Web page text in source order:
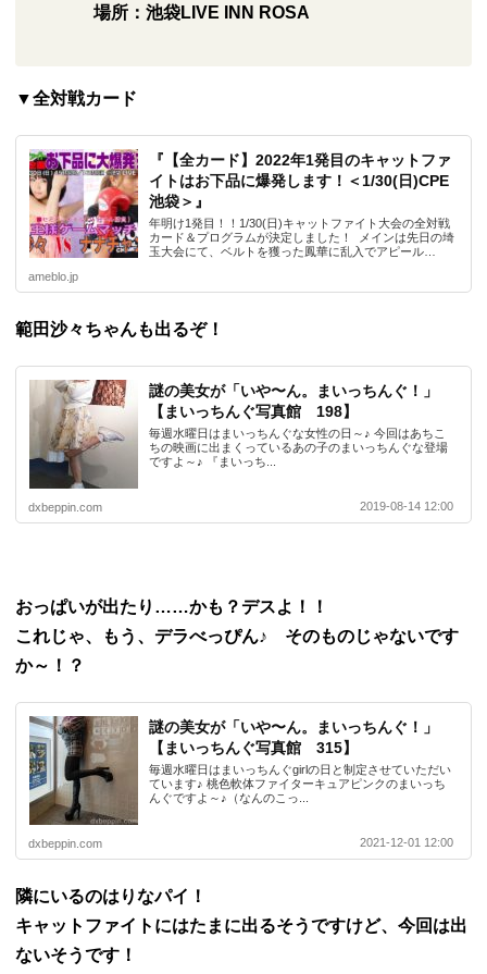
場所：池袋LIVE INN ROSA
▼全対戦カード
『【全カード】2022年1発目のキャットファ
イトはお下品に爆発します！＜1/30(日)CPE
池袋＞』
年明け1発目！！1/30(日)キャットファイト大会の全対戦
カード＆プログラムが決定しました！ メインは先日の埼
玉大会にて、ベルトを獲った鳳華に乱入でアピール…
ameblo.jp
範田沙々ちゃんも出るぞ！
謎の美女が「いや〜ん。まいっちんぐ！」
【まいっちんぐ写真館 198】
毎週水曜日はまいっちんぐな女性の日～♪ 今回はあちこ
ちの映画に出まくっているあの子のまいっちんぐな登場
ですよ～♪ 『まいっち...
dxbeppin.com 2019-08-14 12:00
おっぱいが出たり……かも？デスよ！！
これじゃ、もう、デラべっぴん♪ そのものじゃないです
か～！？
謎の美女が「いや〜ん。まいっちんぐ！」
【まいっちんぐ写真館 315】
毎週水曜日はまいっちんぐgirlの日と制定させていただい
ています♪ 桃色軟体ファイターキュアピンクのまいっち
んぐですよ～♪（なんのこっ...
dxbeppin.com 2021-12-01 12:00
隣にいるのはりなパイ！
キャットファイトにはたまに出るそうですけど、今回は出
ないそうです！